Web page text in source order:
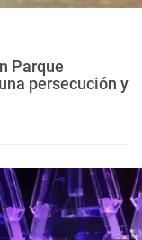
Parque
persecución y